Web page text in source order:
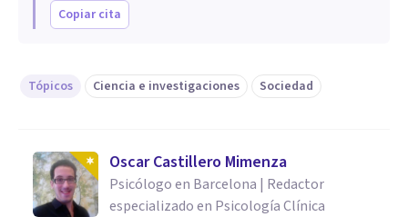
Copiar cita
Tópicos Ciencia e investigaciones Sociedad
Oscar Castillero Mimenza
Psicólogo en Barcelona | Redactor
especializado en Psicología Clínica